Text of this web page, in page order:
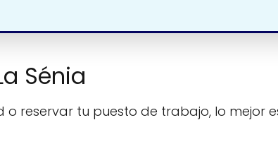
Sénia
reservar tu puesto de trabajo, lo mejor